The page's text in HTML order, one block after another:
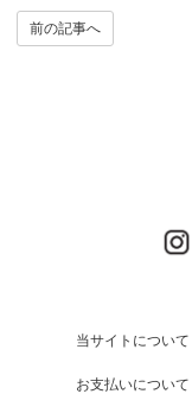
前の記事へ
当サイトについて
お支払いについて